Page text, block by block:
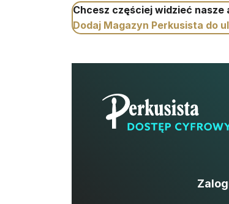
Chcesz częściej widzieć nasze
Dodaj Magazyn Perkusista do